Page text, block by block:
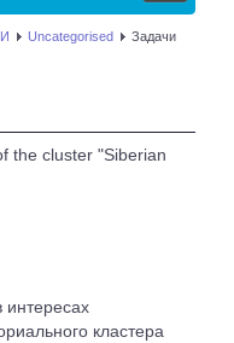
Uncategorised
Задачи
the cluster "Siberian
кластера